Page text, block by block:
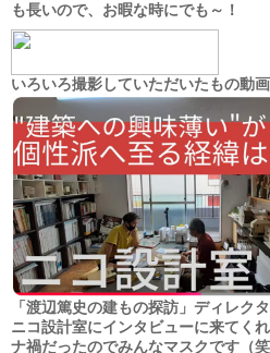
も長いので、お暇な時にでも～！
いろいろ撮影していただいたもの動
「渡辺篤史の建もの探訪」ディレク
ニコ設計室にインタビューに来てく
ナ禍だったのでみんなマスクです（笑